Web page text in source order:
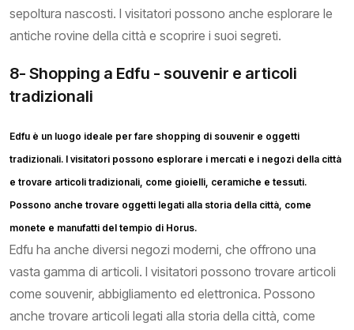
sepoltura nascosti. I visitatori possono anche esplorare le
antiche rovine della città e scoprire i suoi segreti.
8- Shopping a Edfu - souvenir e articoli
tradizionali
Edfu è un luogo ideale per fare shopping di souvenir e oggetti
tradizionali. I visitatori possono esplorare i mercati e i negozi della città
e trovare articoli tradizionali, come gioielli, ceramiche e tessuti.
Possono anche trovare oggetti legati alla storia della città, come
monete e manufatti del tempio di Horus.
Edfu ha anche diversi negozi moderni, che offrono una
vasta gamma di articoli. I visitatori possono trovare articoli
come souvenir, abbigliamento ed elettronica. Possono
anche trovare articoli legati alla storia della città, come